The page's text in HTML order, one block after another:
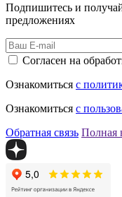
Подпишитесь и
предложениях
Согласен на
Ознакомиться с
Ознакомиться с
Обратная связь Полная